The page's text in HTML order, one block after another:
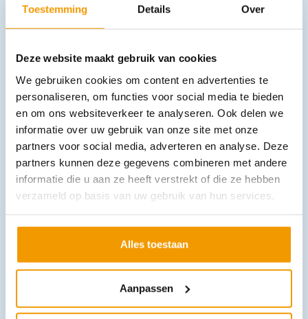
Toestemming Details Over
Deze website maakt gebruik van cookies
We gebruiken cookies om content en advertenties te
personaliseren, om functies voor social media te bieden
en om ons websiteverkeer te analyseren. Ook delen we
informatie over uw gebruik van onze site met onze
partners voor social media, adverteren en analyse. Deze
partners kunnen deze gegevens combineren met andere
informatie die u aan ze heeft verstrekt of die ze hebben
verzameld op basis van uw gebruik van hun services.
Alles toestaan
Aanpassen
€3,79 – €5,76 incl. btw
3.48 excl. btw
Opties bekijken
Leverbaar